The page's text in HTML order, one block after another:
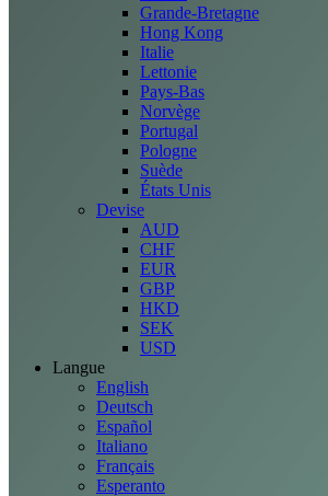
Grande-Bretagne
Hong Kong
Italie
Lettonie
Pays-Bas
Norvège
Portugal
Pologne
Suède
États Unis
Devise
AUD
CHF
EUR
GBP
HKD
SEK
USD
Langue
English
Deutsch
Español
Italiano
Français
Esperanto